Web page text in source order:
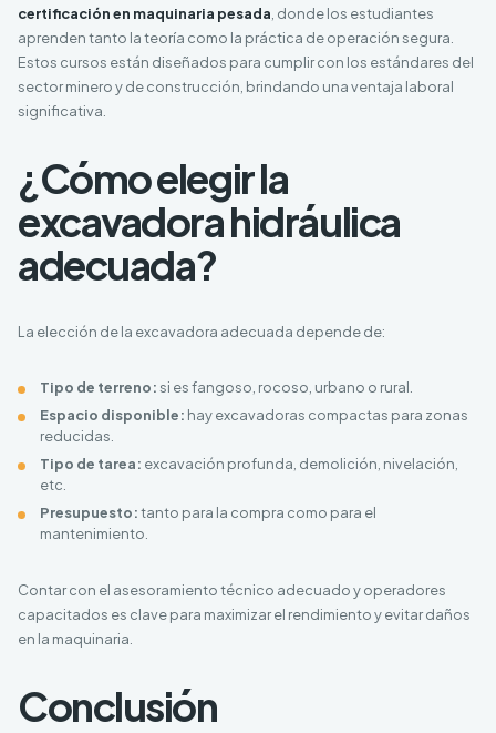
certificación en maquinaria pesada, donde los estudiantes
aprenden tanto la teoría como la práctica de operación segura.
Estos cursos están diseñados para cumplir con los estándares del
sector minero y de construcción, brindando una ventaja laboral
significativa.
¿Cómo elegir la
excavadora hidráulica
adecuada?
La elección de la excavadora adecuada depende de:
Tipo de terreno:si es fangoso, rocoso, urbano o rural.
Espacio disponible: hay excavadoras compactas para zonas
reducidas.
Tipo de tarea: excavación profunda, demolición, nivelación,
etc.
Presupuesto:tanto para la compra como para el
mantenimiento.
Contar con el asesoramiento técnico adecuado y operadores
capacitados es clave para maximizar el rendimiento y evitar daños
en la maquinaria.
Conclusión